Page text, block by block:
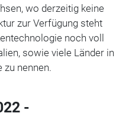
wo derzeitig keine
zur Verfügung steht
noch voll
sowie viele Länder in
nennen.
-